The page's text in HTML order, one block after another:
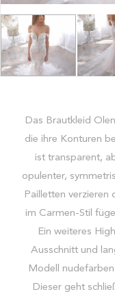
Das Brautkleid
die ihre Konturen
ist transparent,
opulenter,
Pailletten verzieren
im Carmen-Stil
Ein weiteres
Ausschnitt und
Modell
Dieser geht